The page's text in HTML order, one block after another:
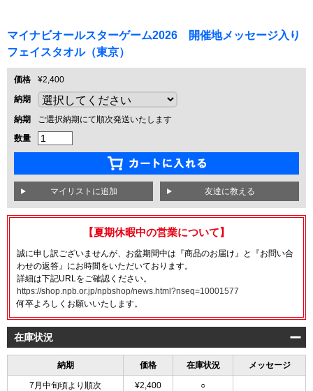
マイナビオールスターゲーム2026 開催地メッセージ入り
フェイスタオル（東京）
価格
¥2,400
納期
納期
ご選択納期にて順次発送いたします
数量
友達に教える
【夏期休暇中の営業について】
誠に申し訳ございませんが、お盆期間中は『商品のお届け』と『お問い合
わせの返答』にお時間をいただいております。
詳細は下記URLをご確認ください。
https://shop.npb.or.jp/npbshop/news.html?nseq=10001577
何卒よろしくお願いいたします。
在庫状況
納期 価格 在庫状況 メッセージ
7月中旬頃より順次 ¥2,400 ○